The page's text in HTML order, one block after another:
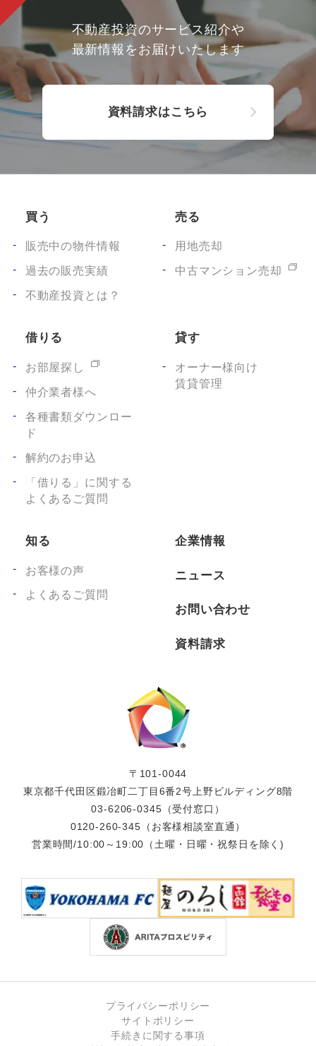
不動産投資のサービス紹介や
最新情報をお届けいたします
資料請求はこちら
買う
販売中の物件情報
過去の販売実績
不動産投資とは？
売る
用地売却
中古マンション売却
借りる
お部屋探し
仲介業者様へ
各種書類ダウンロー
ド
解約のお申込
「借りる」に関する
よくあるご質問
貸す
オーナー様向け
賃貸管理
知る
お客様の声
よくあるご質問
企業情報
ニュース
お問い合わせ
資料請求
〒101-0044
東京都千代田区鍛冶町二丁目6番2号上野ビルディング8階
03-6206-0345 （受付窓口）
0120-260-345 （お客様相談室直通）
営業時間/10:00～19:00（土曜・日曜・祝祭日を除く)
プライバシーポリシー
サイトポリシー
手続きに関する事項